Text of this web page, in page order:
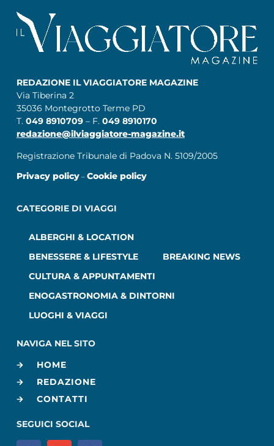
REDAZIONE IL VIAGGIATORE MAGAZINE
Via Tiberina 2
35036 Montegrotto Terme PD
T. 049 8910709 – F. 049 8910170
redazione@ilviaggiatore-magazine.it
Registrazione Tribunale di Padova N. 5109/2005
Privacy policy– Cookie policy
CATEGORIE DI VIAGGI
ALBERGHI & LOCATION
BENESSERE & LIFESTYLE
BREAKING NEWS
CULTURA & APPUNTAMENTI
ENOGASTRONOMIA & DINTORNI
LUOGHI & VIAGGI
NAVIGA NEL SITO
HOME
REDAZIONE
CONTATTI
SEGUICI SOCIAL